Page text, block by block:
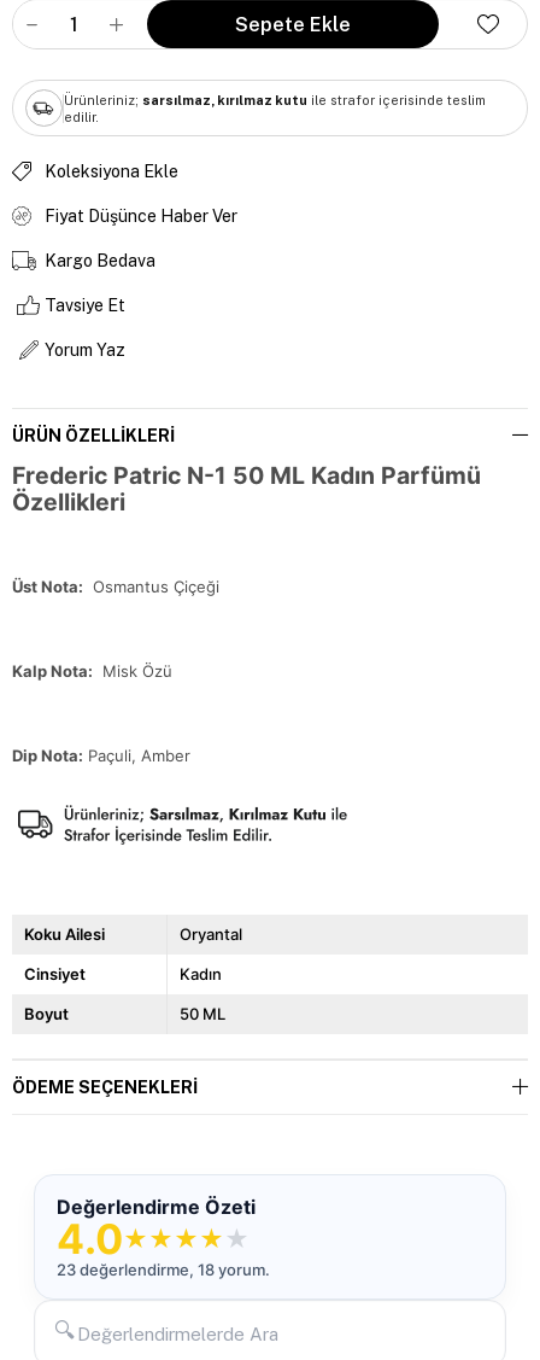
Ürünleriniz; sarsılmaz, kırılmaz kutu ile strafor içerisinde teslim
edilir.
Koleksiyona Ekle
Fiyat Düşünce Haber Ver
Kargo Bedava
Tavsiye Et
Yorum Yaz
ÜRÜN ÖZELLIKLERI
Frederic Patric N-1 50 ML Kadın Parfümü
Özellikleri
Üst Nota: Osmantus Çiçeği
Kalp Nota: Misk Özü
Dip Nota: Paçuli, Amber
Koku Ailesi Oryantal
Cinsiyet Kadın
Boyut 50 ML
ÖDEME SEÇENEKLERI
Değerlendirme Özeti
4.0★★★★ ★
23 değerlendirme, 18 yorum.
🔍